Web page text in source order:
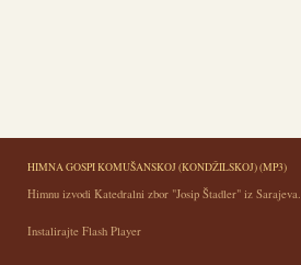
HIMNA GOSPI KOMUŠANSKOJ (KONDŽILSKOJ) (MP3)
Himnu izvodi Katedralni zbor "Josip Štadler" iz Sarajeva.
Instalirajte Flash Player